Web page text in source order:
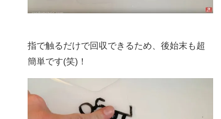
指で触るだけで回収できるため、後始末も超
簡単です(笑)！